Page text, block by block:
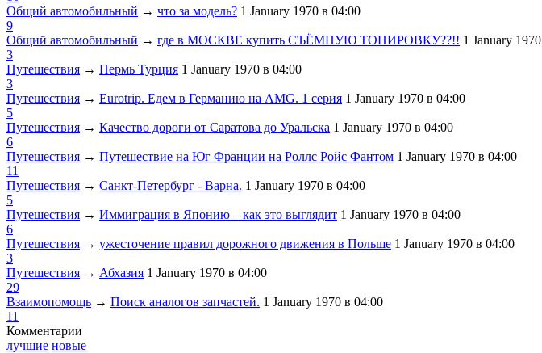
Общий автомобильный → что за модель? 1 January 1970 в 04:00
9
Общий автомобильный → где в МОСКВЕ купить СЪЁМНУЮ ТОНИРОВКУ??!! 1 January 1970
3
Путешествия → Пермь Турция 1 January 1970 в 04:00
3
Путешествия → Eurotrip. Едем в Германию на AMG. 1 серия 1 January 1970 в 04:00
5
Путешествия → Качество дороги от Саратова до Уральска 1 January 1970 в 04:00
6
Путешествия → Путешествие на Юг Франции на Роллс Ройс Фантом 1 January 1970 в 04:00
11
Путешествия → Санкт-Петербург - Варна. 1 January 1970 в 04:00
5
Путешествия → Иммиграция в Японию – как это выглядит 1 January 1970 в 04:00
6
Путешествия → ужесточение правил дорожного движения в Польше 1 January 1970 в 04:00
3
Путешествия → Абхазия 1 January 1970 в 04:00
29
Взаимопомощь → Поиск аналогов запчастей. 1 January 1970 в 04:00
11
Комментарии
лучшие новые